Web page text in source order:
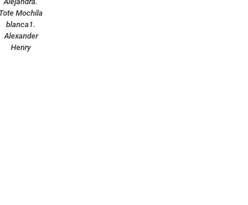
Tote Mochila
blanca1.
Alexander
Henry